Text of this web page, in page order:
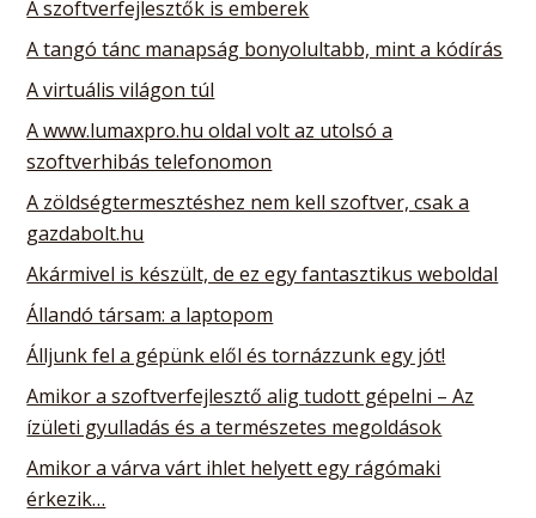
A szoftverfejlesztők is emberek
A tangó tánc manapság bonyolultabb, mint a kódírás
A virtuális világon túl
A www.lumaxpro.hu oldal volt az utolsó a
szoftverhibás telefonomon
A zöldségtermesztéshez nem kell szoftver, csak a
gazdabolt.hu
Akármivel is készült, de ez egy fantasztikus weboldal
Állandó társam: a laptopom
Álljunk fel a gépünk elől és tornázzunk egy jót!
Amikor a szoftverfejlesztő alig tudott gépelni – Az
ízületi gyulladás és a természetes megoldások
Amikor a várva várt ihlet helyett egy rágómaki
érkezik…